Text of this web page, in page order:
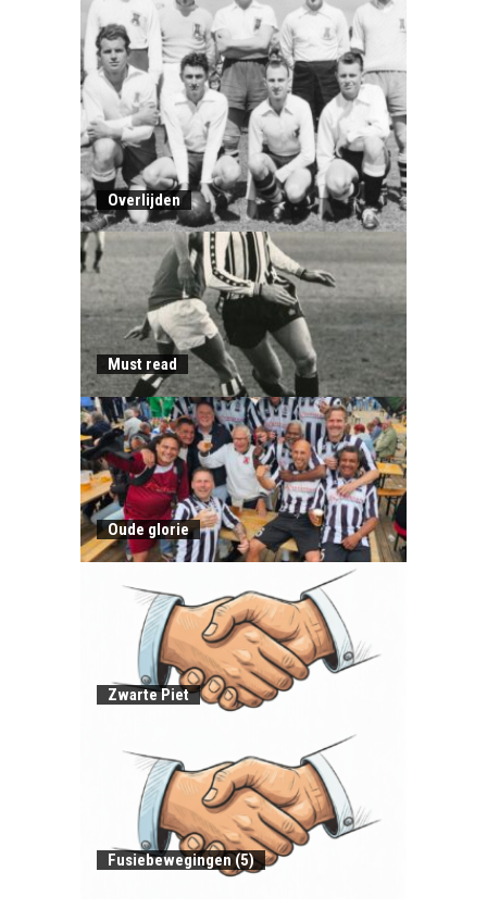
Overlijden
Must read
Oude glorie
Zwarte Piet
Fusiebewegingen (5)